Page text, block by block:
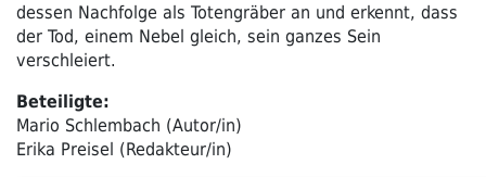
dessen Nachfolge als Totengräber an und erkennt, dass
der Tod, einem Nebel gleich, sein ganzes Sein
verschleiert.
Beteiligte:
Mario Schlembach (Autor/in)
Erika Preisel (Redakteur/in)